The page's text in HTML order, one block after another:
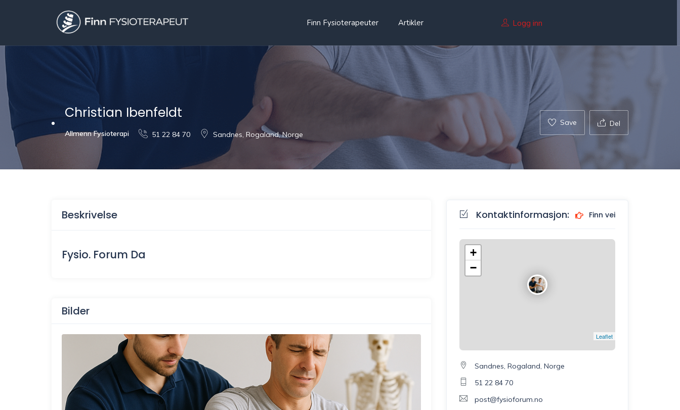
Finn Fysioterapeuter Artikler Logg inn
Christian Ibenfeldt
Allmenn Fysioterapi 51 22 84 70 Sandnes, Rogaland, Norge
Save Del
Beskrivelse
Fysio. Forum Da
Bilder
Kontaktinformasjon: Finn vei
+
−
Leaflet
Sandnes, Rogaland, Norge
51 22 84 70
post@fysioforum.no